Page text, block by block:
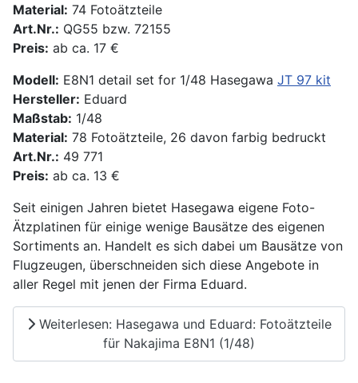
Material: 74 Fotoätzteile
Art.Nr.: QG55 bzw. 72155
Preis: ab ca. 17 €
Modell: E8N1 detail set for 1/48 Hasegawa JT 97 kit
Hersteller: Eduard
Maßstab: 1/48
Material: 78 Fotoätzteile, 26 davon farbig bedruckt
Art.Nr.: 49 771
Preis: ab ca. 13 €
Seit einigen Jahren bietet Hasegawa eigene Foto-
Ätzplatinen für einige wenige Bausätze des eigenen
Sortiments an. Handelt es sich dabei um Bausätze von
Flugzeugen, überschneiden sich diese Angebote in
aller Regel mit jenen der Firma Eduard.
Weiterlesen: Hasegawa und Eduard: Fotoätzteile
für Nakajima E8N1 (1/48)